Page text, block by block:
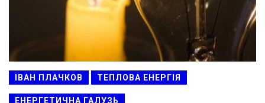
ІВАН ПЛАЧКОВ ТЕПЛОВА ЕНЕРГІЯ
ЕНЕРГЕТИЧНА ГАЛУЗЬ